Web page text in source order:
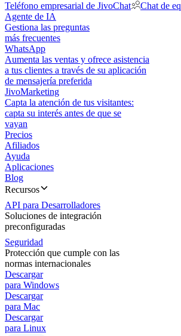
Teléfono empresarial de JivoChat
Chat de
Agente de IA
Gestiona las preguntas
más frecuentes
WhatsApp
Aumenta las ventas y ofrece asistencia
a tus clientes a través de su aplicación
de mensajería preferida
JivoMarketing
Capta la atención de tus visitantes:
capta su interés antes de que se
vayan
Precios
Afiliados
Ayuda
Aplicaciones
Blog
Recursos
API para Desarrolladores
Soluciones de integración
preconfiguradas
Seguridad
Protección que cumple con las
normas internacionales
Descargar
para Windows
Descargar
para Mac
Descargar
para Linux